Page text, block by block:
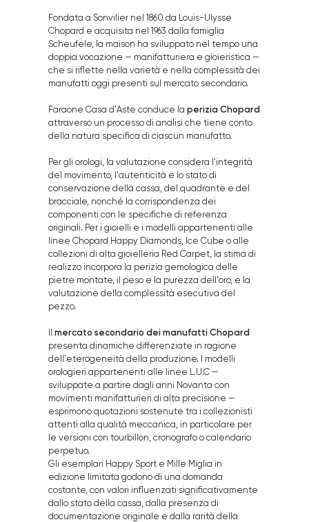
Fondata a Sonvilier nel 1860 da Louis-Ulysse
Chopard e acquisita nel 1963 dalla famiglia
Scheufele, la maison ha sviluppato nel tempo una
doppia vocazione — manifatturiera e gioieristica —
che si riflette nella varietà e nella complessità dei
manufatti oggi presenti sul mercato secondario.
Faraone Casa d'Aste conduce la perizia Chopard
attraverso un processo di analisi che tiene conto
della natura specifica di ciascun manufatto.
Per gli orologi, la valutazione considera l'integrità
del movimento, l'autenticità e lo stato di
conservazione della cassa, del quadrante e del
bracciale, nonché la corrispondenza dei
componenti con le specifiche di referenza
originali. Per i gioielli e i modelli appartenenti alle
linee Chopard Happy Diamonds, Ice Cube o alle
collezioni di alta gioielleria Red Carpet, la stima di
realizzo incorpora la perizia gemologica delle
pietre montate, il peso e la purezza dell'oro, e la
valutazione della complessità esecutiva del
pezzo.
Il mercato secondario dei manufatti Chopard
presenta dinamiche differenziate in ragione
dell'eterogeneità della produzione. I modelli
orologieri appartenenti alle linee L.U.C —
sviluppate a partire dagli anni Novanta con
movimenti manifatturieri di alta precisione —
esprimono quotazioni sostenute tra i collezionisti
attenti alla qualità meccanica, in particolare per
le versioni con tourbillon, cronografo o calendario
perpetuo.
Gli esemplari Happy Sport e Mille Miglia in
edizione limitata godono di una domanda
costante, con valori influenzati significativamente
dallo stato della cassa, dalla presenza di
documentazione originale e dalla rarità della